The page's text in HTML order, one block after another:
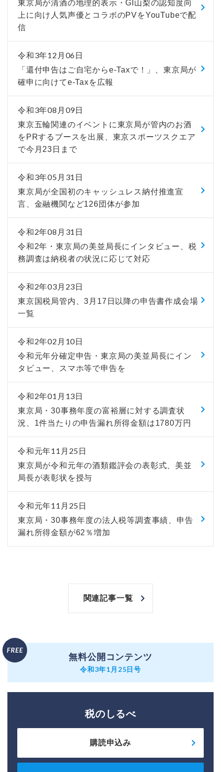
東京局が清酒の地理的表示・GI山梨の認知度向
上に向け人気声優とコラボのPVをYouTubeで配
信
令和3年12月06日
「還付申告はご自宅からe-Taxで！」、東京局が
確申に向けてe-Taxを広報
令和3年08月09日
東京五輪関連のイベントに東京局が管内のお酒
をPRするブースを出展、東京スポーツスクエア
で今月23日まで
令和3年05月31日
東京局が全国初のキャッシュレス納付推進宣
言、金融機関など126団体が参加
令和2年08月31日
令和2年・東京局の美並局長にインタビュー、税
務調査は納税者の状況に応じて対応
令和2年03月23日
東京国税局管内、3月17日以降の申告書作成会場
一覧
令和2年02月10日
令和元年分確定申告・東京局の美並局長にイン
タビュー、スマホ等で申告を
令和2年01月13日
東京局・30事務年度の富裕層に対する調査状
況、1件当たりの申告漏れ所得金額は1780万円
令和元年11月25日
東京局が令和元年の酒類鑑評会の表彰式、美並
局長が表彰状を授与
令和元年11月25日
東京局・30事務年度の法人税等調査事績、申告
漏れ所得金額が62％増加
関連記事一覧
無料公開コンテンツ
令和3年1月25日号
税のしるべ
購読申込み